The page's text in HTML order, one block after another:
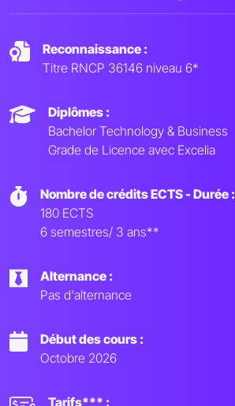
Reconnaissance :
Titre RNCP 36146 niveau 6*
Diplômes :
Bachelor Technology & Business
Grade de Licence avec Excelia
Nombre de crédits ECTS - Durée :
180 ECTS
6 semestres/ 3 ans**
Alternance :
Pas d'alternance
Début des cours :
Octobre 2026
Tarifs*** :